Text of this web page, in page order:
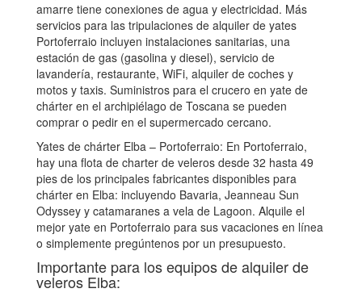
amarre tiene conexiones de agua y electricidad. Más
servicios para las tripulaciones de alquiler de yates
Portoferraio incluyen instalaciones sanitarias, una
estación de gas (gasolina y diesel), servicio de
lavandería, restaurante, WiFi, alquiler de coches y
motos y taxis. Suministros para el crucero en yate de
chárter en el archipiélago de Toscana se pueden
comprar o pedir en el supermercado cercano.
Yates de chárter Elba – Portoferraio: En Portoferraio,
hay una flota de charter de veleros desde 32 hasta 49
pies de los principales fabricantes disponibles para
chárter en Elba: incluyendo Bavaria, Jeanneau Sun
Odyssey y catamaranes a vela de Lagoon. Alquile el
mejor yate en Portoferraio para sus vacaciones en línea
o simplemente pregúntenos por un presupuesto.
Importante para los equipos de alquiler de
veleros Elba: